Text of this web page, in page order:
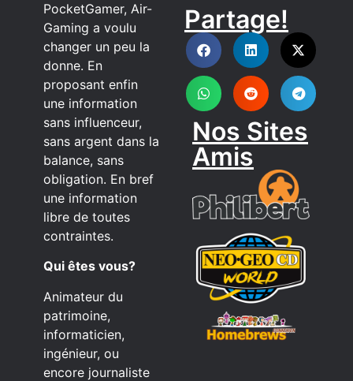
PocketGamer, Air-
Gaming a voulu
changer un peu la
donne. En
proposant enfin
une information
sans influenceur,
sans argent dans la
balance, sans
obligation. En bref
une information
libre de toutes
contraintes.
Qui êtes vous?
Animateur du
patrimoine,
informaticien,
ingénieur, ou
encore journaliste
DISCORD
Partage!
Nos Sites
Amis